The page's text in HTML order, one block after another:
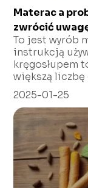
Materac a
zwrócić
To jest wyrób
instrukcją
kręgosłupem
większą liczbę
2025-01-25